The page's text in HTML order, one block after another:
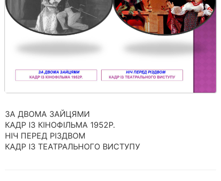
ЗА ДВОМА ЗАЙЦЯМИ
КАДР ІЗ КІНОФІЛЬМА 1952Р.
НІЧ ПЕРЕД РІЗДВОМ
КАДР ІЗ ТЕАТРАЛЬНОГО ВИСТУПУ